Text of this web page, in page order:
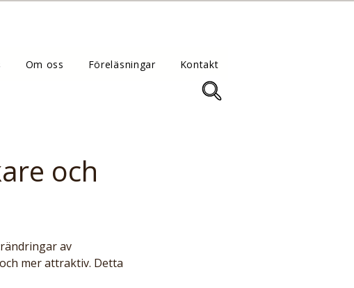
Om oss Föreläsningar Kontakt
och
mer attraktiv. Detta